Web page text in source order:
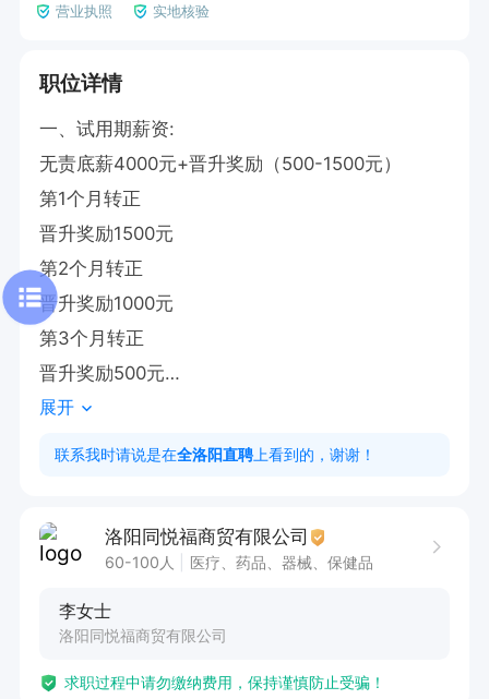
营业执照 实地核验
职位详情
一、试用期薪资:
无责底薪4000元+晋升奖励（500-1500元）
第1个月转正
晋升奖励1500元
第2个月转正
晋升奖励1000元
第3个月转正
晋升奖励500元
转正标准自入职起1-3个月内累计销售回款5万元
以上
4000元（基本工资2000+岗位工资1000+电交住
补助800+全勤200）+1000绩效（月回款5万及以
上）+5%销售提成+五险+各种福利+无限空间
展开
联系我时请说是在全洛阳直聘 上看到的，谢谢！
洛阳同悦福商贸有限公司
60-100人 医疗、药品、器械、保健品
李女士
洛阳同悦福商贸有限公司
求职过程中请勿缴纳费用，保持谨慎防止受骗！